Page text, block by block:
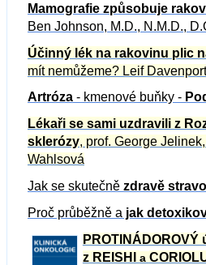
Mamografie způsobuje
Ben Johnson, M.D., N.M.D.,
Účinný lék na rakovinu plic
mít nemůžeme? Leif Davenport
Artróza - kmenové buňky -
Lékaři se sami uzdravili z
sklerózy, prof. George
Wahlsová
Jak se skutečně zdravě
Proč průběžně a jak
z REISHI a